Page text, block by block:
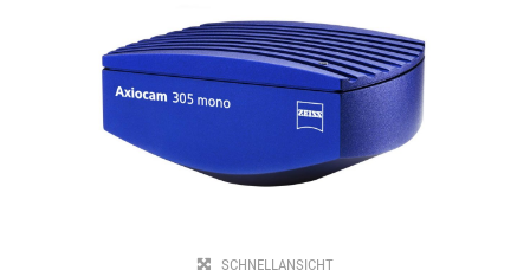
SCHNELLANSICHT